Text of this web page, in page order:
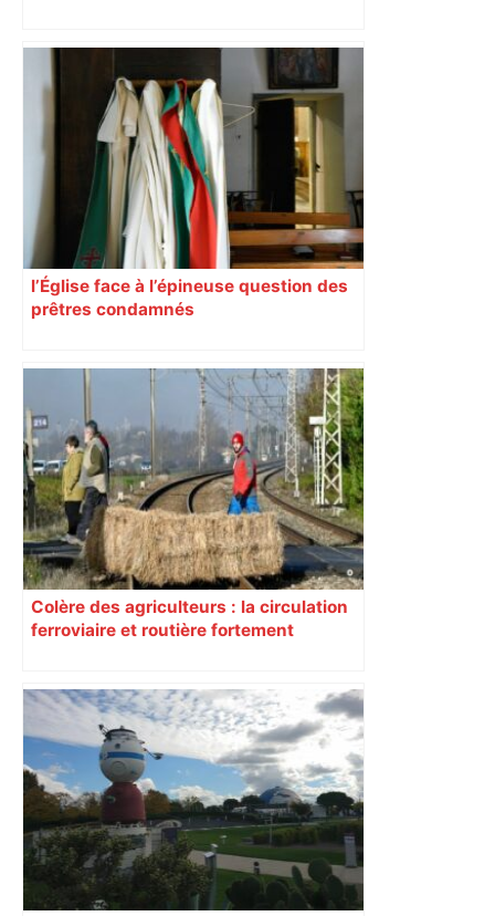
l’Église face à l’épineuse question des
prêtres condamnés
Colère des agriculteurs : la circulation
ferroviaire et routière fortement